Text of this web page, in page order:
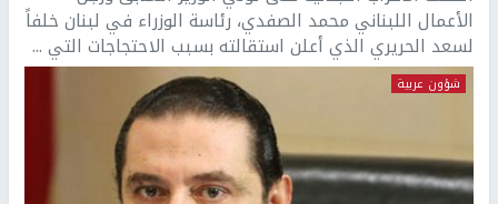
الأعمال اللبناني محمد الصفدي، رئاسة الوزراء في لبنان خلفاً
لسعد الحريري الذي أعلن استقالته بسبب الاحتجاجات التي ...
شؤون عربية